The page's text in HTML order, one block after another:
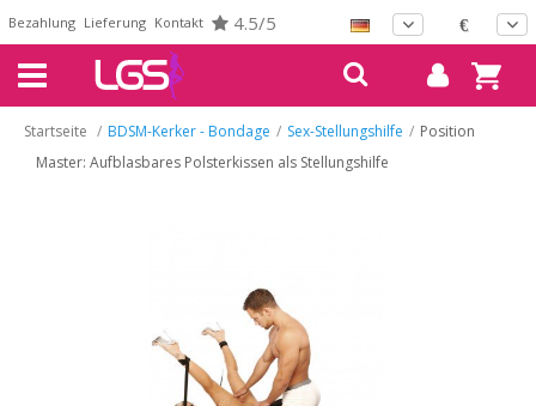
Bezahlung Lieferung Kontakt 4.5/5 €
Startseite / BDSM-Kerker - Bondage / Sex-Stellungshilfe / Position
Master: Aufblasbares Polsterkissen als Stellungshilfe